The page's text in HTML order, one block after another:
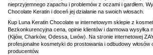
nieprzyjemnego zapachu i problemów z oczami i gardłem.
Chocolate Keratin i doceń jej działanie na swoich włosach.
Kup Luna Keratin Chocolate w internetowym sklepie z
Bezkonkurencyjna cena, opinie klientów i darmowa wysyłka
(Kijów, Charków, Odessa, Lwów). Na stronie internetowej
profesjonalne kosmetyki do prostowania i odbudowy włosów
producentów.